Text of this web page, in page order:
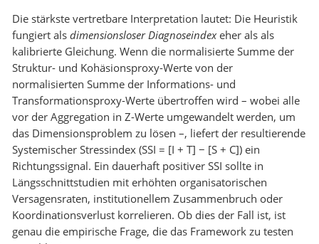
Die stärkste vertretbare Interpretation lautet: Die Heuristik
fungiert alsdimensionsloser Diagnoseindexeher als als
kalibrierte Gleichung. Wenn die normalisierte Summe der
Struktur- und Kohäsionsproxy-Werte von der
normalisierten Summe der Informations- und
Transformationsproxy-Werte übertroffen wird – wobei alle
vor der Aggregation in Z-Werte umgewandelt werden, um
das Dimensionsproblem zu lösen –, liefert der resultierende
Systemischer Stressindex (SSI = [I + T] − [S + C]) ein
Richtungssignal. Ein dauerhaft positiver SSI sollte in
Längsschnittstudien mit erhöhten organisatorischen
Versagensraten, institutionellem Zusammenbruch oder
Koordinationsverlust korrelieren. Ob dies der Fall ist, ist
genau die empirische Frage, die das Framework zu testen